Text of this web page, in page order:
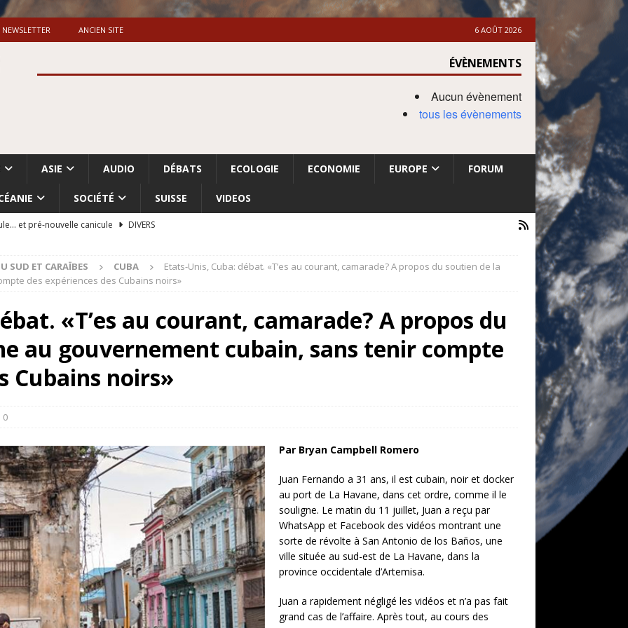
NEWSLETTER ANCIEN SITE 6 AOÛT 2026
ÉVÈNEMENTS
Aucun évènement
tous les évènements
ASIE AUDIO DÉBATS ECOLOGIE ECONOMIE EUROPE FORUM
SOCIÉTÉ SUISSE VIDEOS
et pré-nouvelle canicule
DIVERS
du nettoyage ethnique en Cisjordanie et à Gaza
sur la “fraude électorale” était une blague de mauvais
militaire
SUD ET CARAÏBES CUBA
Etats-Unis, Cuba: débat. «T’es au courant, camarade? A propos du soutien de la
des expériences des Cubains noirs»
«T’es au courant, camarade? A propos du
au gouvernement cubain, sans tenir compte
Cubains noirs»
0
Par Bryan Campbell Romero
Juan Fernando a 31 ans, il est cubain, noir et docker
au port de La Havane, dans cet ordre, comme il le
souligne. Le matin du 11 juillet, Juan a reçu par
WhatsApp et Facebook des vidéos montrant une
sorte de révolte à San Antonio de los Baños, une
ville située au sud-est de La Havane, dans la
province occidentale d’Artemisa.
Juan a rapidement négligé les vidéos et n’a pas fait
grand cas de l’affaire. Après tout, au cours des